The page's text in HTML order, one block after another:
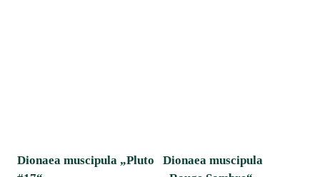
Dionaea muscipula „Pluto
Dionaea muscipula